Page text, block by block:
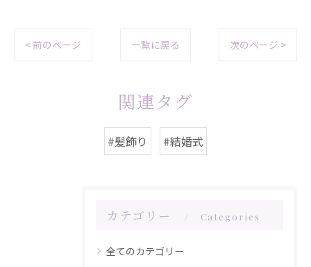
< 前のページ 一覧に戻る 次のページ >
関連タグ
#髪飾り #結婚式
カテゴリー Categories
全てのカテゴリー